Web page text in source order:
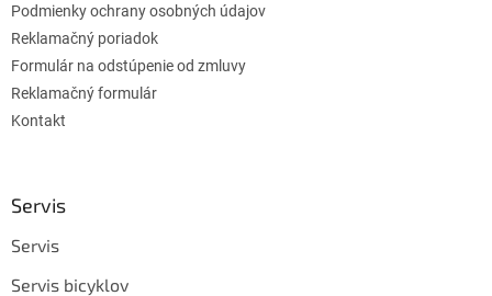
Podmienky ochrany osobných údajov
Reklamačný poriadok
Formulár na odstúpenie od zmluvy
Reklamačný formulár
Kontakt
Servis
Servis
Servis bicyklov